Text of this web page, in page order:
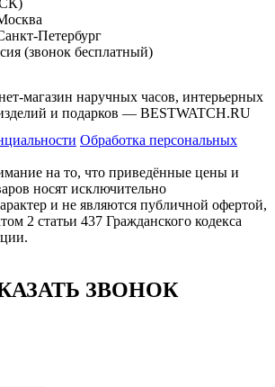
Петербург
(звонок бесплатный)
магазин наручных часов, интерьерных
и подарков — BESTWATCH.RU
Обработка персональных
на то, что приведённые цены и
носят исключительно
и не являются публичной офертой,
2 статьи 437 Гражданского кодекса
ЗВОНОК